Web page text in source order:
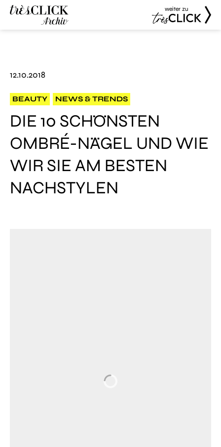
weiter zu
12.10.2018
BEAUTY NEWS & TRENDS
DIE 10 SCHÖNSTEN
OMBRÉ-NÄGEL UND WIE
WIR SIE AM BESTEN
NACHSTYLEN